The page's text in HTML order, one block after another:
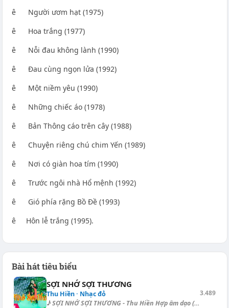
ê Người ươm hạt (1975)
ê Hoa trắng (1977)
ê Nỗi đau không lành (1990)
ê Đau cùng ngọn lửa (1992)
ê Một niềm yêu (1990)
ê Những chiếc áo (1978)
ê Bản Thông cáo trên cây (1988)
ê Chuyện riêng chú chim Yến (1989)
ê Nơi có giàn hoa tím (1990)
ê Trước ngôi nhà Hổ mệnh (1992)
ê Gió phía rặng Bồ Đề (1993)
ê Hôn lễ trắng (1995).
Bài hát tiêu biểu
SỢI NHỚ SỢI THƯƠNG
Thu Hiền · Nhạc đỏ
♪ SỢI NHỚ SỢI THƯƠNG - Thu Hiền Hợp âm dạo (Ballad): [Bm] | [Em] | [Bm]...
3.489